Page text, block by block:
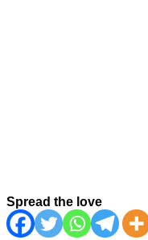
Spread the love